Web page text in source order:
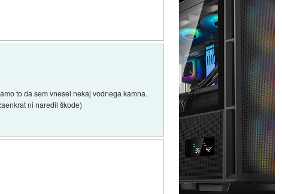
to da sem vnesel nekaj vodnega kamna.
ni naredil škode)